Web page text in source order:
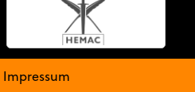
Impressum